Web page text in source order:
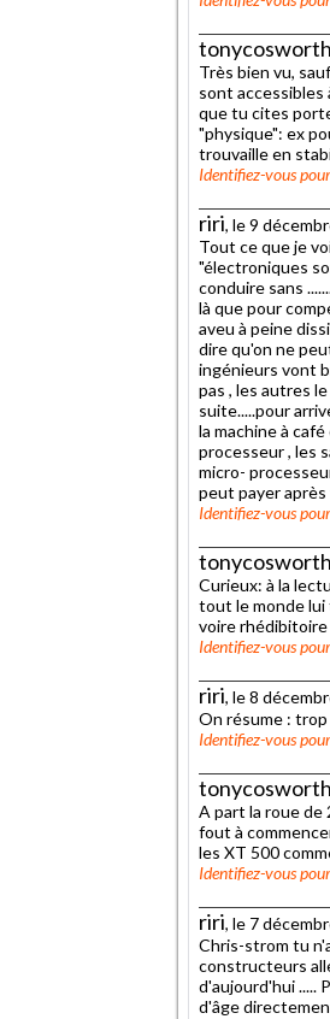
tonycosworth
Très bien vu,
sont accessibles
que tu cites
"physique": ex
trouvaille en
Identifiez-vous
riri, le 9
Tout ce que je
"électroniques
conduire sans
là que pour
aveu à peine
dire qu'on ne
ingénieurs vont
pas , les autres
suite.....pour
la machine à
processeur , les
micro-
peut payer
Identifiez-vous
tonycosworth
Curieux: à la
tout le monde lui
voire rhédibitoire
Identifiez-vous
riri, le 8
On résume :
Identifiez-vous
tonycosworth
A part la roue de
fout à
les XT 500
Identifiez-vous
riri, le 7
Chris-strom tu
constructeurs
d'aujourd'hui .....
d'âge